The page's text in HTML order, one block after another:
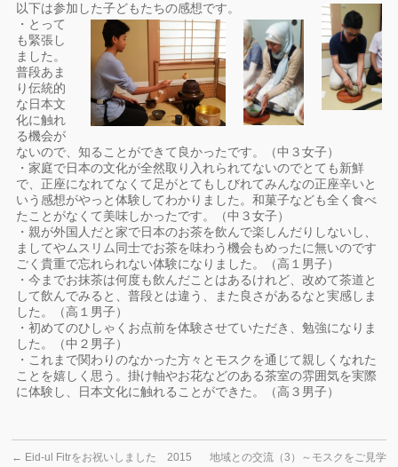
以下は参加した子どもたちの感想です。
・とって
も緊張し
ました。
普段あま
り伝統的
な日本文
化に触れ
る機会が
ないので、知ることができて良かったです。（中３女子）
・家庭で日本の文化が全然取り入れられてないのでとても新鮮
で、正座になれてなくて足がとてもしびれてみんなの正座辛いと
いう感想がやっと体験してわかりました。和菓子なども全く食べ
たことがなくて美味しかったです。（中３女子）
・親が外国人だと家で日本のお茶を飲んで楽しんだりしないし、
ましてやムスリム同士でお茶を味わう機会もめったに無いのです
ごく貴重で忘れられない体験になりました。（高１男子）
・今までお抹茶は何度も飲んだことはあるけれど、改めて茶道と
して飲んでみると、普段とは違う、また良さがあるなと実感しま
した。（高１男子）
・初めてのひしゃくお点前を体験させていただき、勉強になりま
した。（中２男子）
・これまで関わりのなかった方々とモスクを通じて親しくなれた
ことを嬉しく思う。掛け軸やお花などのある茶室の雰囲気を実際
に体験し、日本文化に触れることができた。（高３男子）
← Eid-ul Fitrをお祝いしました 2015
地域との交流（3）～モスクをご見学